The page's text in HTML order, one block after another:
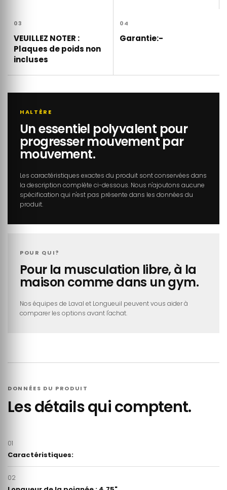
03
VEUILLEZ NOTER :
Plaques de poids non
incluses
04
Garantie:-
HALTÈRE
Un essentiel polyvalent pour
progresser mouvement par
mouvement.
Les caractéristiques exactes du produit sont conservées dans
la description complète ci-dessous. Nous n'ajoutons aucune
spécification qui n'est pas présente dans les données du
produit.
POUR QUI?
Pour la musculation libre, à la
maison comme dans un gym.
Nos équipes de Laval et Longueuil peuvent vous aider à
comparer les options avant l'achat.
DONNÉES DU PRODUIT
Les détails qui comptent.
01
Caractéristiques:
02